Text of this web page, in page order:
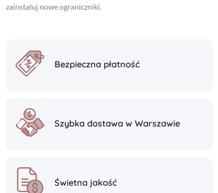
zainstaluj nowe ograniczniki.
Bezpieczna płatność
Szybka dostawa w Warszawie
Świetna jakość